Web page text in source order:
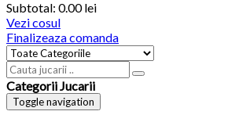
Subtotal: 0.00lei
Vezi cosul
Finalizeaza comanda
Categorii Jucarii
Toggle navigation